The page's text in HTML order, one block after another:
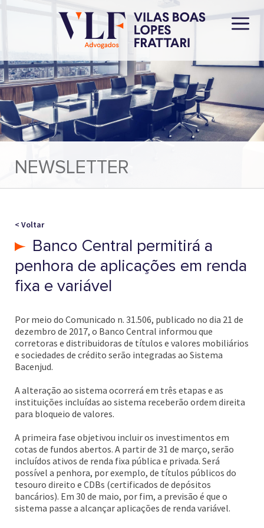
NEWSLETTER
< Voltar
Banco Central permitirá a
penhora de aplicações em renda
fixa e variável
Por meio do Comunicado n. 31.506, publicado no dia 21 de
dezembro de 2017, o Banco Central informou que
corretoras e distribuidoras de títulos e valores mobiliários
e sociedades de crédito serão integradas ao Sistema
Bacenjud.
A alteração ao sistema ocorrerá em três etapas e as
instituições incluídas ao sistema receberão ordem direita
para bloqueio de valores.
A primeira fase objetivou incluir os investimentos em
cotas de fundos abertos. A partir de 31 de março, serão
incluídos ativos de renda fixa pública e privada. Será
possível a penhora, por exemplo, de títulos públicos do
tesouro direito e CDBs (certificados de depósitos
bancários). Em 30 de maio, por fim, a previsão é que o
sistema passe a alcançar aplicações de renda variável.